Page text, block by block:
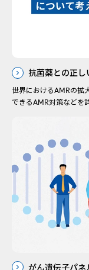
抗菌薬との正し
世界におけるAMRの拡
できるAMR対策などを
がん遺伝子パネ